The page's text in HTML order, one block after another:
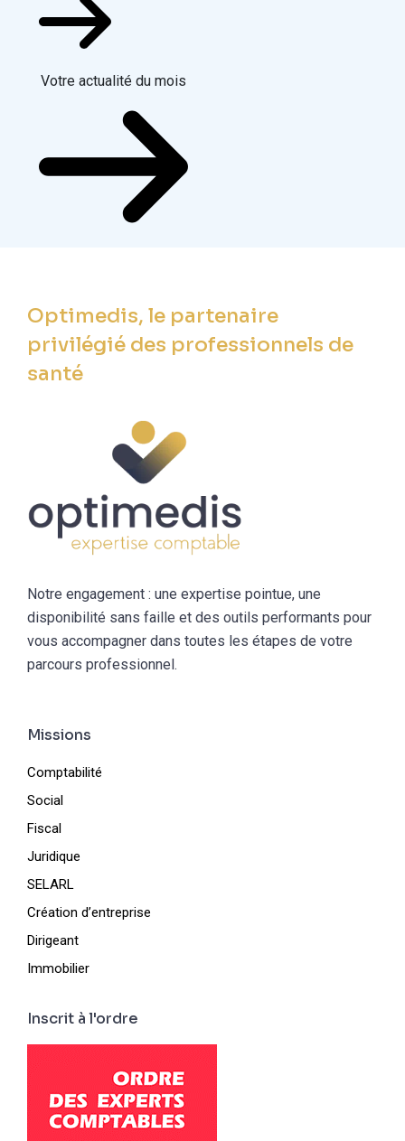
Votre actualité du mois
Optimedis, le partenaire
privilégié des professionnels de
santé
Notre engagement : une expertise pointue, une
disponibilité sans faille et des outils performants pour
vous accompagner dans toutes les étapes de votre
parcours professionnel.
Missions
Comptabilité
Social
Fiscal
Juridique
SELARL
Création d’entreprise
Dirigeant
Immobilier
Inscrit à l'ordre